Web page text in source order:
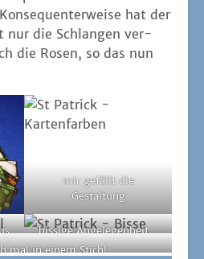
bis­si­ge Angelegenheit...
mal in einem Stich!
und Sacha Tahta
Minu­ten | 3 bis 4 Per­so­
wur­den von den
zur Ver­fü­gung